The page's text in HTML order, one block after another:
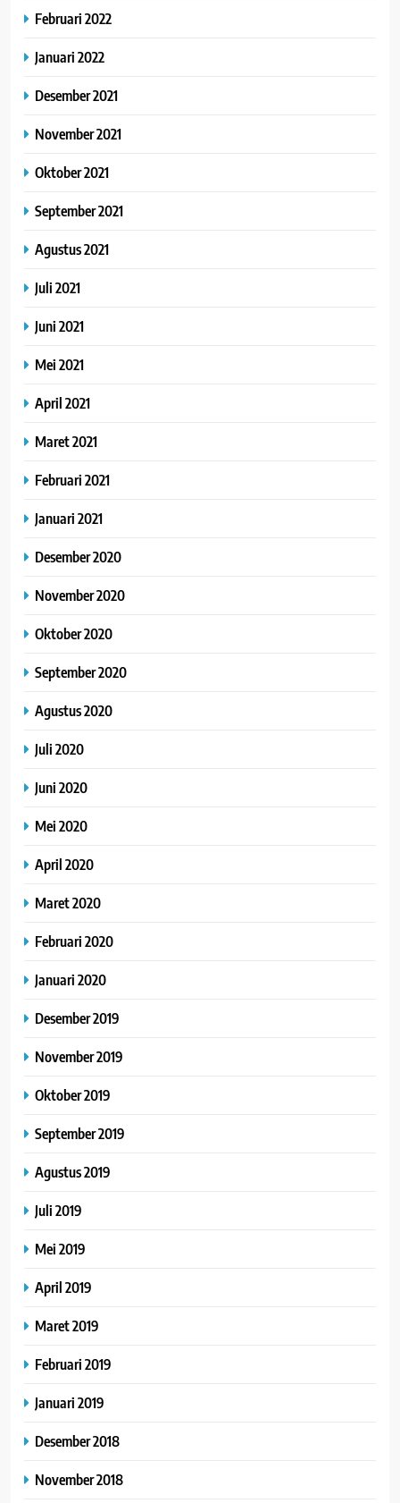
Februari 2022
Januari 2022
Desember 2021
November 2021
Oktober 2021
September 2021
Agustus 2021
Juli 2021
Juni 2021
Mei 2021
April 2021
Maret 2021
Februari 2021
Januari 2021
Desember 2020
November 2020
Oktober 2020
September 2020
Agustus 2020
Juli 2020
Juni 2020
Mei 2020
April 2020
Maret 2020
Februari 2020
Januari 2020
Desember 2019
November 2019
Oktober 2019
September 2019
Agustus 2019
Juli 2019
Mei 2019
April 2019
Maret 2019
Februari 2019
Januari 2019
Desember 2018
November 2018